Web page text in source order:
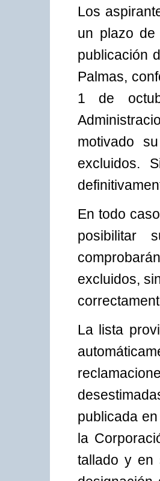
Los
un plazo
publicación
Palmas,
1 de
motivado
excluidos.
En todo
posibilitar
excluidos,
La lista
publicada
la
tallado y en